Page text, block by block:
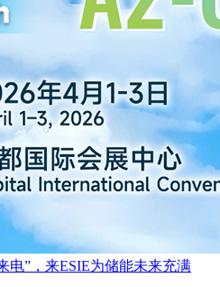
”，来ESIE为储能未来充满